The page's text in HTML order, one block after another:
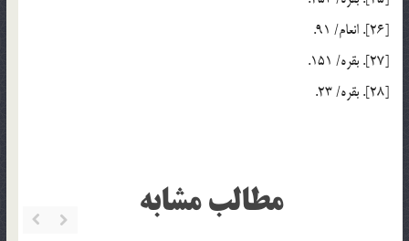
[26]. انعام/ 91.
[27]. بقره/ 151.
[28]. بقره/ 23.
مطالب مشابه